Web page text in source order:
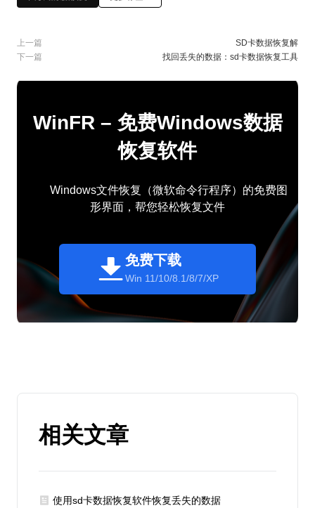
上一篇
SD卡数据恢复解
下一篇
找回丢失的数据：sd卡数据恢复工具
WinFR – 免费Windows数据
恢复软件
Windows文件恢复（微软命令行程序）的免费图
形界面，帮您轻松恢复文件
免费下载
Win 11/10/8.1/8/7/XP
相关文章
使用sd卡数据恢复软件恢复丢失的数据